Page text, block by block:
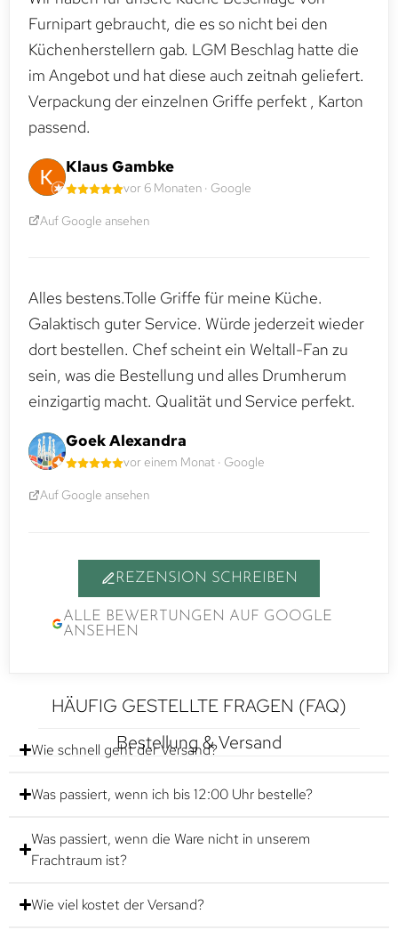
Furnipart gebraucht, die es so nicht bei den
Küchenherstellern gab. LGM Beschlag hatte die
im Angebot und hat diese auch zeitnah geliefert.
Verpackung der einzelnen Griffe perfekt , Karton
passend.
Klaus Gambke
vor 6 Monaten · Google
Auf Google ansehen
Alles bestens.Tolle Griffe für meine Küche.
Galaktisch guter Service. Würde jederzeit wieder
dort bestellen. Chef scheint ein Weltall-Fan zu
sein, was die Bestellung und alles Drumherum
einzigartig macht. Qualität und Service perfekt.
Goek Alexandra
vor einem Monat · Google
Auf Google ansehen
REZENSION SCHREIBEN
ALLE BEWERTUNGEN AUF GOOGLE
ANSEHEN
HÄUFIG GESTELLTE FRAGEN (FAQ)
Bestellung & Versand
Wie schnell geht der Versand?
Was passiert, wenn ich bis 12:00 Uhr bestelle?
Was passiert, wenn die Ware nicht in unserem
Frachtraum ist?
Wie viel kostet der Versand?